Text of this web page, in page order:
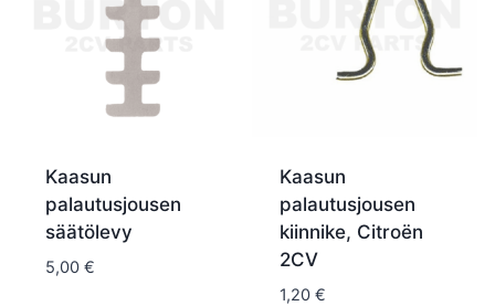
Kaasun
palautusjousen
säätölevy
5,00 €
Kaasun
palautusjousen
kiinnike, Citroën
2CV
1,20 €